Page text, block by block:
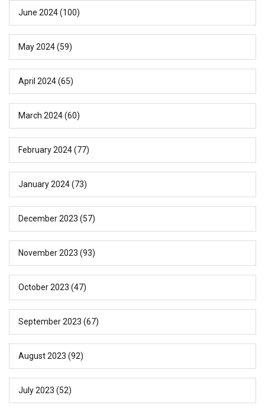
June 2024(100)
May 2024(59)
April 2024(65)
March 2024(60)
February 2024(77)
January 2024(73)
December 2023 (57)
November 2023 (93)
October 2023 (47)
September 2023 (67)
August 2023 (92)
July 2023 (52)